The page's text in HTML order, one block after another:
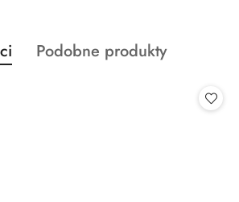
produktów
Produkty
Podobne produkty